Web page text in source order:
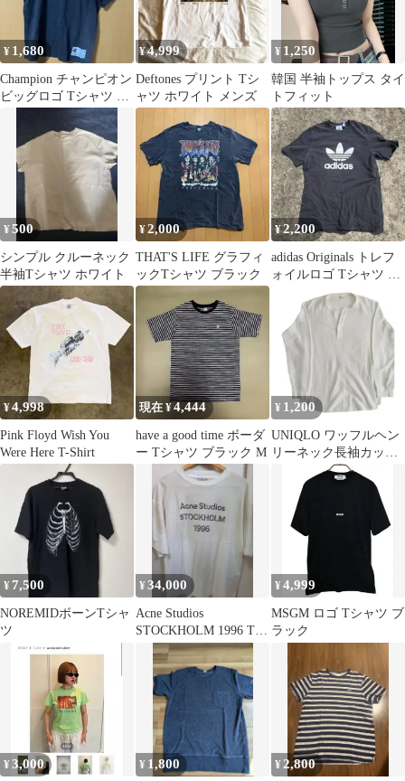
¥ 1,680
Champion チャンピオン
ビッグロゴ Tシャツ ブ
¥4,999
Deftones プリント Tシ
ャツ ホワイト メンズ
¥ 1,250
韓国 半袖トップス タイ
トフィット
¥500
シンプル クルーネック
半袖Tシャツ ホワイト
¥2,000
THAT'S LIFE グラフィ
ックTシャツ ブラック
¥2,200
adidas Originals トレフ
ォイルロゴ Tシャツ ブ
¥4,998
Pink Floyd Wish You
Were Here T-Shirt
現在 ¥4,444
have a good time ボーダ
ー Tシャツ ブラック M
¥ 1,200
UNIQLO ワッフルヘン
リーネック長袖カット
ソー ホワイト L
¥ 7,500
NOREMIDボーンTシャ
ツ
¥34,000
Acne Studios
STOCKHOLM 1996 Tシ
ャツ M
¥4,999
MSGM ロゴ Tシャツ ブ
ラック
¥3,000 ¥ 1,800 ¥ 2,800